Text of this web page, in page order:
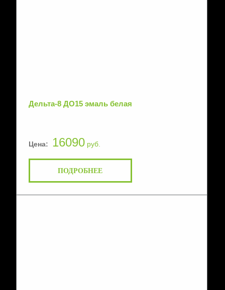
Дельта-8 ДО15 эмаль белая
Цена: 16090руб.
ПОДРОБНЕЕ